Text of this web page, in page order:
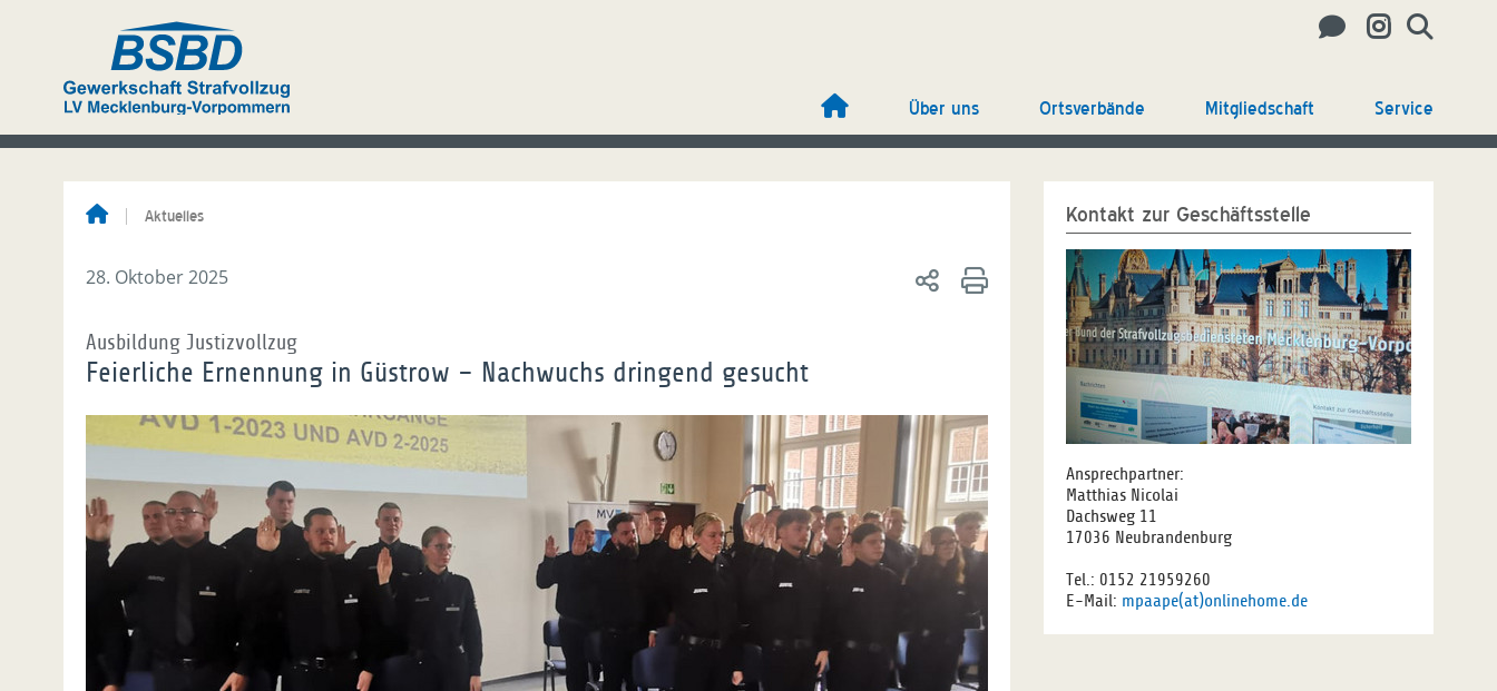
Über uns Ortsverbände Mitgliedschaft Service
Aktuelles
28. Oktober 2025
Ausbildung Justizvollzug
Feierliche Ernennung in Güstrow – Nachwuchs dringend gesucht
Kontakt zur Geschäftsstelle
Ansprechpartner:
Matthias Nicolai
Dachsweg 11
17036 Neubrandenburg
Tel.: 0152 21959260
E-Mail: mpaape(at)onlinehome.de